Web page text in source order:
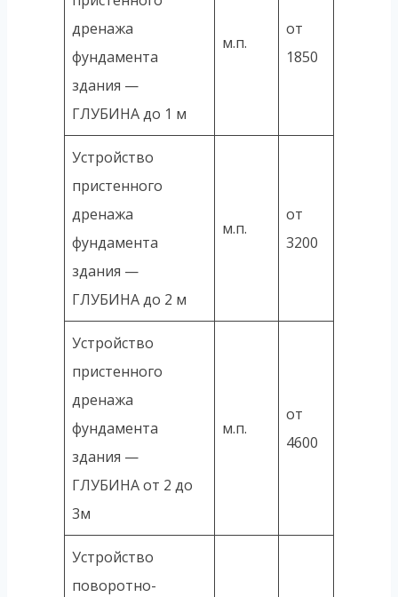
дренажа
фундамента
здания —
ГЛУБИНА до 1 м
м.п.
от
1850
Устройство
пристенного
дренажа
фундамента
здания —
ГЛУБИНА до 2 м
м.п.
от
3200
Устройство
пристенного
дренажа
фундамента
здания —
ГЛУБИНА от 2 до
3м
м.п.
от
4600
Устройство
поворотно-